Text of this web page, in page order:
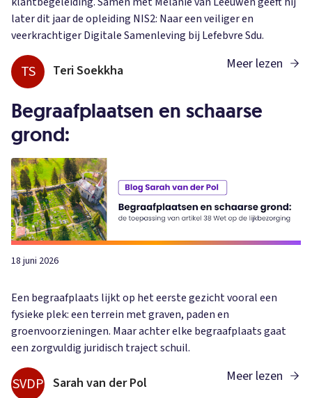
later dit jaar de opleiding NIS2: Naar een veiliger en
veerkrachtiger Digitale Samenleving bij Lefebvre Sdu.
TS Teri Soekkha Meer lezen
Begraafplaatsen en schaarse
grond:
18 juni 2026
Een begraafplaats lijkt op het eerste gezicht vooral een
fysieke plek: een terrein met graven, paden en
groenvoorzieningen. Maar achter elke begraafplaats gaat
een zorgvuldig juridisch traject schuil.
SVDP Sarah van der Pol Meer lezen